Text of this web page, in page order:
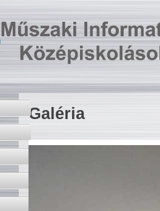
Galéria